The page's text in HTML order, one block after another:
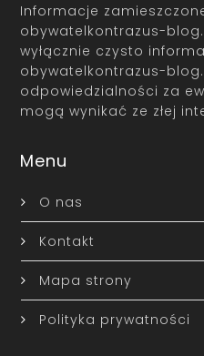
Informacje
obywatelkontrazus-
wyłącznie czysto
obywatelkontrazus-
odpowiedzialności za
mogą wynikać ze złej
Menu
O nas
Kontakt
Mapa strony
Polityka prywatności